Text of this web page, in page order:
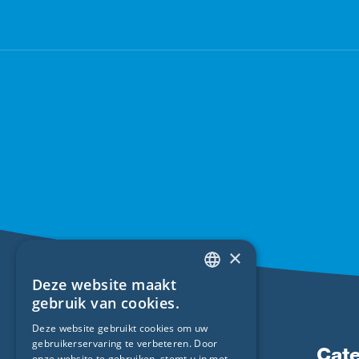
FRENCH
×
Deze website maakt
gebruik van cookies.
Deze website gebruikt cookies om uw
gebruikerservaring te verbeteren. Door